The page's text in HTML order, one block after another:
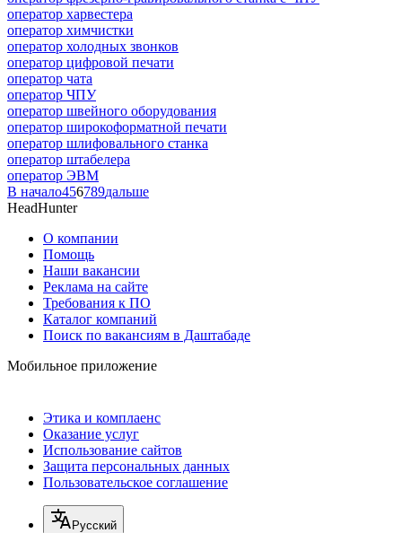
оператор харвестера
оператор химчистки
оператор холодных звонков
оператор цифровой печати
оператор чата
оператор ЧПУ
оператор швейного оборудования
оператор широкоформатной печати
оператор шлифовального станка
оператор штабелера
оператор ЭВМ
В начало456789дальше
HeadHunter
О компании
Помощь
Наши вакансии
Реклама на сайте
Требования к ПО
Каталог компаний
Поиск по вакансиям в Даштабаде
Мобильное приложение
Этика и комплаенс
Оказание услуг
Использование сайтов
Защита персональных данных
Пользовательское соглашение
Русский